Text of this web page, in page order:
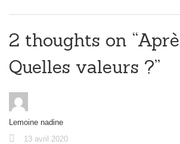
o
o
k
2 thoughts on “
Quelles valeurs ?”
Lemoine nadine
13 avril 2020